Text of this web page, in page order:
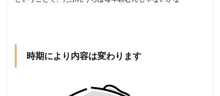
時期により内容は変わります